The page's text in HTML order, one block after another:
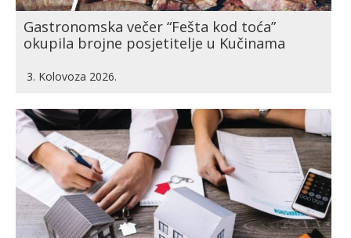
Gastronomska večer “Fešta kod toća”
okupila brojne posjetitelje u Kučinama
3. Kolovoza 2026.